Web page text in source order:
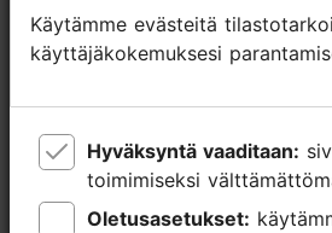
Käytämme evästeitä
käyttäjäkokemuksesi
Hyväksyntä vaaditaan:
toimimiseksi
Oletusasetukset:
Käytämme evästeitä
käyttäjäkokemuksesi
Hyväksyntä vaaditaan:
toimimiseksi
Oletusasetukset: